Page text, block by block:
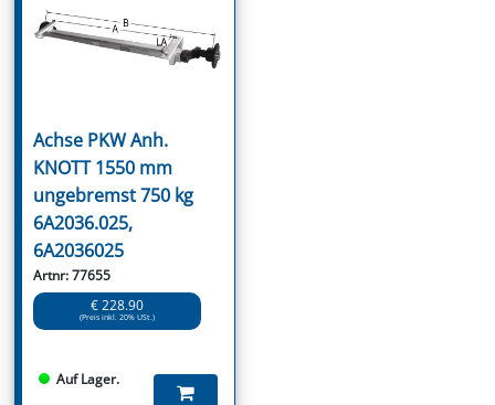
Achse PKW Anh.
KNOTT 1550 mm
ungebremst 750 kg
6A2036.025,
6A2036025
Artnr: 77655
€ 228.90
(Preis inkl. 20% USt.)
Auf Lager.